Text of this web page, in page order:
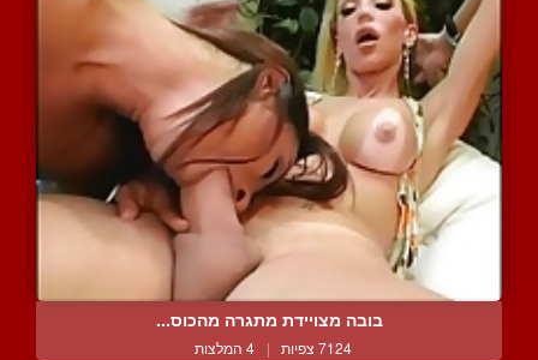
בובה מצויידת מתגרה מהכוס...
7124 צפיות | 4 המלצות